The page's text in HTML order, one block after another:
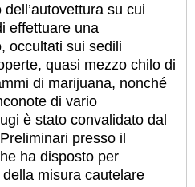
su cui
effettuare una
occultati sui sedili
quasi mezzo chilo di
di marijuana, nonché
di vario
è stato convalidato dal
presso il
ha disposto per
misura cautelare